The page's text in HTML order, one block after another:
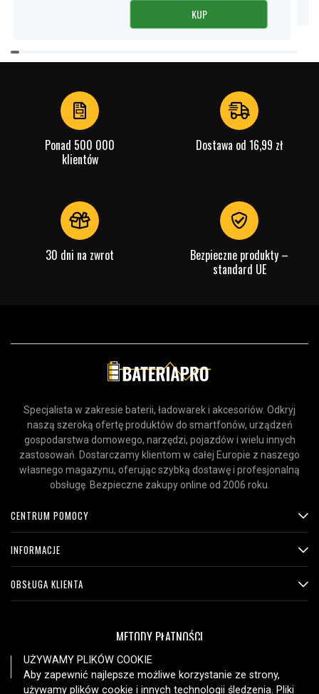
KUP
Item
1
Ponad 500 000
klientów
Dostawa od 16,99 zł
30 dni na zwrot
Bezpieczne produkty –
standard UE
Specjalista w zakresie baterii, ładowarek i akcesoriów. Odkryj
naszą szeroką ofertę produktów do smartfonów, urządzeń
gospodarstwa domowego, narzędzi, pojazdów i wielu innych
zastosowań. Dostarczamy klientom w całej Europie z naszego
własnego magazynu, oferując szybką dostawę i profesjonalną
obsługę. Bezpieczne zakupy online od 2006 roku.
CENTRUM POMOCY
INFORMACJE
OBSŁUGA KLIENTA
METODY PŁATNOŚCI
UŻYWAMY PLIKÓW COOKIE
Aby zapewnić najlepsze możliwe korzystanie ze strony,
używamy plików cookie i innych technologii śledzenia. Pliki